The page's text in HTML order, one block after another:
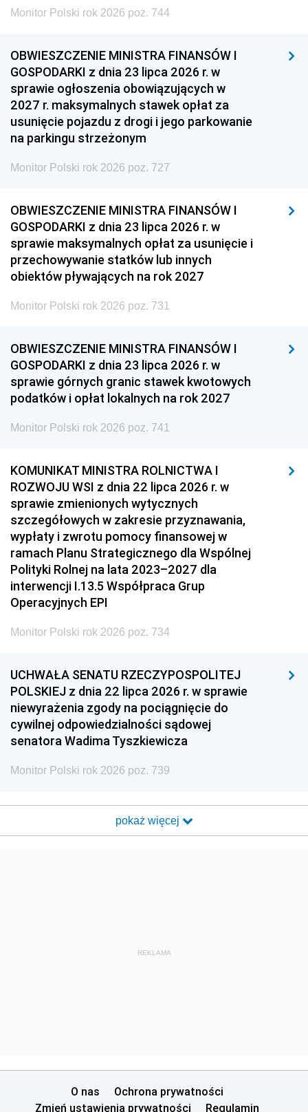
Monitor Polski rok 2026 poz. 744
OBWIESZCZENIE MINISTRA FINANSÓW I
GOSPODARKI z dnia 23 lipca 2026 r. w
sprawie ogłoszenia obowiązujących w
2027 r. maksymalnych stawek opłat za
usunięcie pojazdu z drogi i jego parkowanie
na parkingu strzeżonym
Monitor Polski rok 2026 poz. 727
OBWIESZCZENIE MINISTRA FINANSÓW I
GOSPODARKI z dnia 23 lipca 2026 r. w
sprawie maksymalnych opłat za usunięcie i
przechowywanie statków lub innych
obiektów pływających na rok 2027
Monitor Polski rok 2026 poz. 731
OBWIESZCZENIE MINISTRA FINANSÓW I
GOSPODARKI z dnia 23 lipca 2026 r. w
sprawie górnych granic stawek kwotowych
podatków i opłat lokalnych na rok 2027
Monitor Polski rok 2026 poz. 741
KOMUNIKAT MINISTRA ROLNICTWA I
ROZWOJU WSI z dnia 22 lipca 2026 r. w
sprawie zmienionych wytycznych
szczegółowych w zakresie przyznawania,
wypłaty i zwrotu pomocy finansowej w
ramach Planu Strategicznego dla Wspólnej
Polityki Rolnej na lata 2023–2027 dla
interwencji I.13.5 Współpraca Grup
Operacyjnych EPI
Monitor Polski rok 2026 poz. 734
UCHWAŁA SENATU RZECZYPOSPOLITEJ
POLSKIEJ z dnia 22 lipca 2026 r. w sprawie
niewyrażenia zgody na pociągnięcie do
cywilnej odpowiedzialności sądowej
senatora Wadima Tyszkiewicza
Monitor Polski rok 2026 poz. 739
pokaż więcej
REKLAMA
O nas
Ochrona prywatności
Zmień ustawienia prywatności
Regulamin